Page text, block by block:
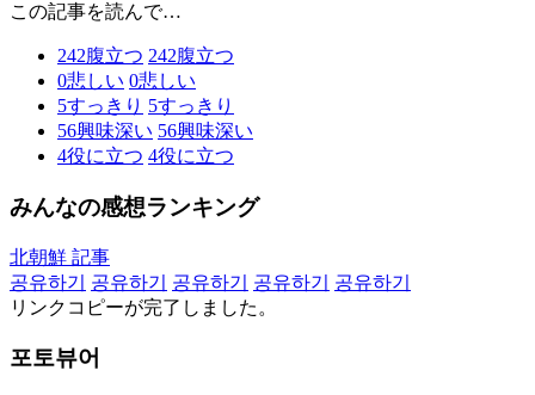
この記事を読んで…
242腹立つ 242腹立つ
0悲しい 0悲しい
5すっきり 5すっきり
56興味深い 56興味深い
4役に立つ 4役に立つ
みんなの感想ランキング
北朝鮮 記事
공유하기
공유하기 공유하기 공유하기
공유하기
リンクコピーが完了しました。
포토뷰어